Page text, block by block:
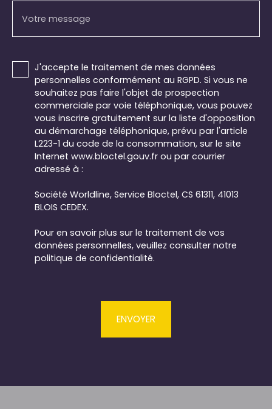
Votre message
J'accepte le traitement de mes données
personnelles conformément au RGPD. Si vous ne
souhaitez pas faire l'objet de prospection
commerciale par voie téléphonique, vous pouvez
vous inscrire gratuitement sur la liste d'opposition
au démarchage téléphonique, prévu par l'article
L223-1 du code de la consommation, sur le site
Internet www.bloctel.gouv.fr ou par courrier
adressé à :
Société Worldline, Service Bloctel, CS 61311, 41013
BLOIS CEDEX.
Pour en savoir plus sur le traitement de vos
données personnelles, veuillez consulter notre
politique de confidentialité.
ENVOYER